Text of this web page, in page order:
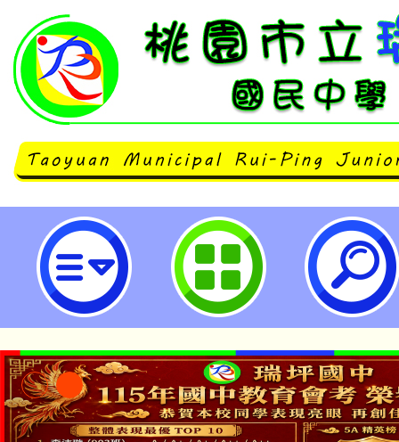
心測中心辦理「素養導向課室評量
計畫」-桃園市立瑞坪國民中學